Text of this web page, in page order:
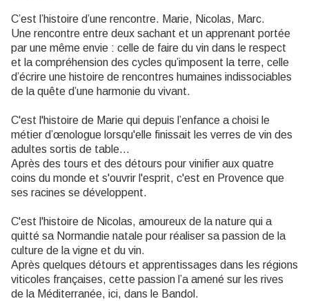
C’est l’histoire d’une rencontre. Marie, Nicolas, Marc.
Une rencontre entre deux sachant et un apprenant portée
par une même envie : celle de faire du vin dans le respect
et la compréhension des cycles qu’imposent la terre, celle
d’écrire une histoire de rencontres humaines indissociables
de la quête d’une harmonie du vivant.
C'est l'histoire de Marie qui depuis l’enfance a choisi le
métier d’œnologue lorsqu'elle finissait les verres de vin des
adultes sortis de table...
Après des tours et des détours pour vinifier aux quatre
coins du monde et s'ouvrir l'esprit, c'est en Provence que
ses racines se développent.
C'est l'histoire de Nicolas, amoureux de la nature qui a
quitté sa Normandie natale pour réaliser sa passion de la
culture de la vigne et du vin.
Après quelques détours et apprentissages dans les régions
viticoles françaises, cette passion l’a amené sur les rives
de la Méditerranée, ici, dans le Bandol.